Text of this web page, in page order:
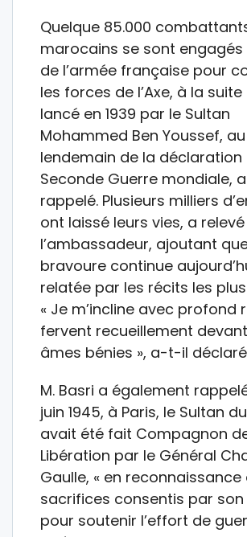
Quelque 85.000
marocains se sont
de l’armée française pour
les forces de l’Axe, à la suite
lancé en 1939 par le Sultan
Mohammed Ben Youssef, au
lendemain de la déclaration
Seconde Guerre mondiale,
rappelé. Plusieurs milliers
ont laissé leurs vies, a relevé
l’ambassadeur, ajoutant
bravoure continue
relatée par les récits les
« Je m’incline avec profond
fervent recueillement
âmes bénies », a-t-il
M. Basri a également
juin 1945, à Paris, le Sultan
avait été fait Compagnon
Libération par le Général
Gaulle, « en reconnaissance
sacrifices consentis par
pour soutenir l’effort de